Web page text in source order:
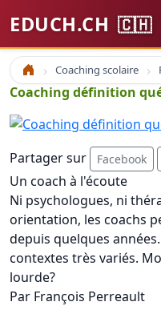
EDUCH.CH 🇨🇭
Accueil Coaching scolaire
Coaching définition
Partager sur Facebook
Un coach à l'écoute
Ni psychologues, ni
orientation, les coachs
depuis quelques
contextes très variés.
lourde?
Par François Perreault